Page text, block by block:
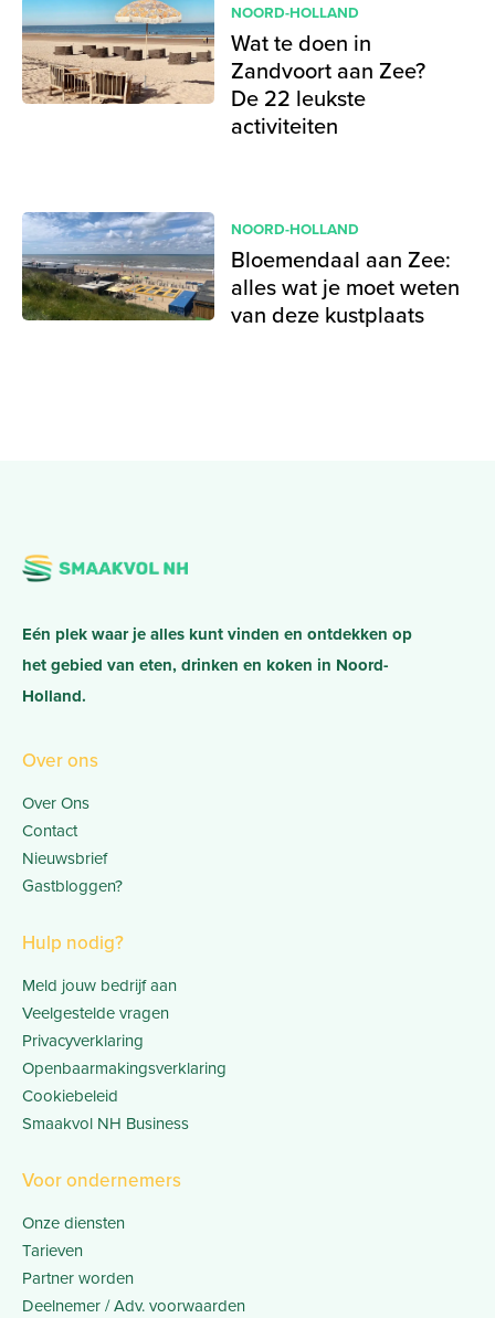
NOORD-HOLLAND
Wat te doen in
Zandvoort aan Zee?
De 22 leukste
activiteiten
NOORD-HOLLAND
Bloemendaal aan Zee:
alles wat je moet weten
van deze kustplaats
Eén plek waar je alles kunt vinden en ontdekken op
het gebied van eten, drinken en koken in Noord-
Holland.
Over ons
Over Ons
Contact
Nieuwsbrief
Gastbloggen?
Hulp nodig?
Meld jouw bedrijf aan
Veelgestelde vragen
Privacyverklaring
Openbaarmakingsverklaring
Cookiebeleid
Smaakvol NH Business
Voor ondernemers
Onze diensten
Tarieven
Partner worden
Deelnemer / Adv. voorwaarden